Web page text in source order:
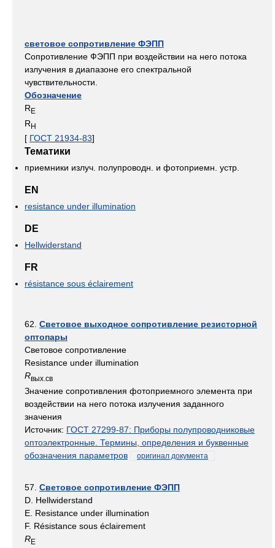
световое сопротивление ФЭПП
Сопротивление ФЭПП при воздействии на него потока
излучения в диапазоне его спектральной
чувствительности.
Обозначение
RE
RH
[ ГОСТ 21934-83]
Тематики
приемники излуч. полупроводн. и фотоприемн. устр.
EN
resistance under illumination
DE
Hellwiderstand
FR
résistance sous éclairement
62. Световое выходное сопротивление резисторной
оптопары
Световое сопротивление
Resistance under illumination
Rвых св
Значение сопротивления фотоприемного элемента при
воздействии на него потока излучения заданного
значения
Источник: ГОСТ 27299-87: Приборы полупроводниковые
оптоэлектронные. Термины, определения и буквенные
обозначения параметров
оригинал документа
57. Световое сопротивление ФЭПП
D. Hellwiderstand
E. Resistance under illumination
F. Résistance sous éclairement
RE